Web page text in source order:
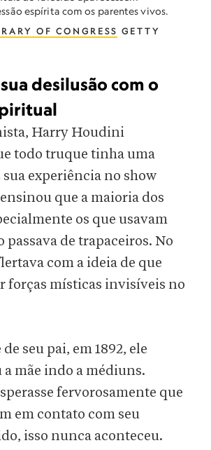
espírita com os parentes vivos.
OF CONGRESS GETTY
desilusão com o
Harry Houdini
todo truque tinha uma
sua experiência no show
que a maioria dos
os que usavam
passava de trapaceiros. No
com a ideia de que
forças místicas invisíveis no
seu pai, em 1892, ele
mãe indo a médiuns.
fervorosamente que
em contato com seu
isso nunca aconteceu.